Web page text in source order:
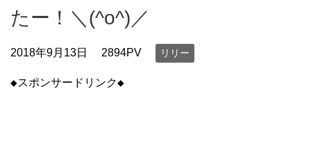
たー！＼(^o^)／
2018年9月13日 2894PV リリー
◆スポンサードリンク◆